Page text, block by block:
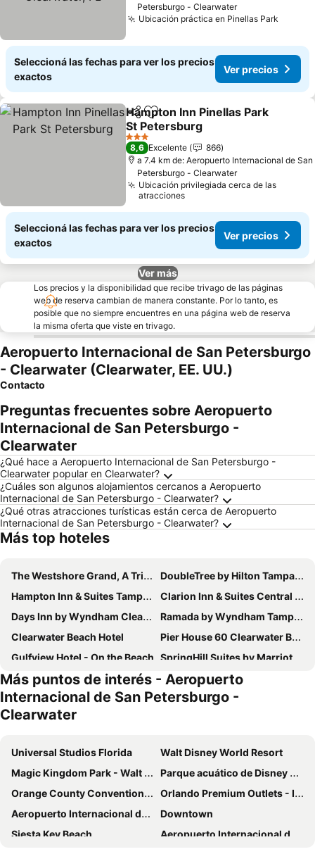
Petersburgo - Clearwater
Ubicación práctica en Pinellas Park
Seleccioná las fechas para ver los precios
exactos
Ver precios
CompartirAñadir a favoritos
Hampton Inn Pinellas Park
St Petersburg
3 Estrellas
8,6 Excelente
866
a 7.4 km de: Aeropuerto Internacional de San
Petersburgo - Clearwater
Ubicación privilegiada cerca de las
atracciones
Seleccioná las fechas para ver los precios
exactos
Ver precios
Ver más
Los precios y la disponibilidad que recibe trivago de las páginas
web de reserva cambian de manera constante. Por lo tanto, es
posible que no siempre encuentres en una página web de reserva
la misma oferta que viste en trivago.
Aeropuerto Internacional de San Petersburgo
- Clearwater (Clearwater, EE. UU.)
Contacto
Preguntas frecuentes sobre Aeropuerto
Internacional de San Petersburgo -
Clearwater
¿Qué hace a Aeropuerto Internacional de San Petersburgo -
Clearwater popular en Clearwater?
¿Cuáles son algunos alojamientos cercanos a Aeropuerto
Internacional de San Petersburgo - Clearwater?
¿Qué otras atracciones turísticas están cerca de Aeropuerto
Internacional de San Petersburgo - Clearwater?
Más top hoteles
The Westshore Grand, A Tribute Portfolio Hotel, Tampa
DoubleTree by Hilton Tampa Rocky Point Waterfront
Hampton Inn & Suites Tampa Airport Avion Park Westshore
Clarion Inn & Suites Central Clearwater Beach
Days Inn by Wyndham Clearwater/Gulf to Bay
Ramada by Wyndham Tampa Westshore Airport South
Clearwater Beach Hotel
Pier House 60 Clearwater Beach Marina Hotel
Gulfview Hotel - On the Beach SpringHill Suites by Marriott Clearwater Beach
The Westin Tampa Bay
Comfort Suites Clearwater - Dunedin
Hilton St. Petersburg Carillon Park
La Quinta Inn Tampa Airport Stadium Westshore
Fairfield Inn & Suites by Marriott Clearwater Beach
St. Pete Beach Suites
Hilton Garden Inn Tampa Airport Westshore
Hyatt Place Tampa Airport/Westshore
SpringHill Suites by Marriott Tampa Westshore Airport
Courtyard St. Petersburg Clearwater
La Quinta Inn by Wyndham Tampa Bay Pinellas Park Clearwater
Más puntos de interés - Aeropuerto
Internacional de San Petersburgo -
Clearwater
Universal Studios Florida
Walt Disney World Resort
Magic Kingdom Park - Walt Disney World Resort
Parque acuático de Disney Typhoon Lagoon
Orange County Convention Center
Orlando Premium Outlets - International Drive
Aeropuerto Internacional de Orlando
Downtown
Siesta Key Beach
Aeropuerto Internacional de San Petersburgo - Clearwater